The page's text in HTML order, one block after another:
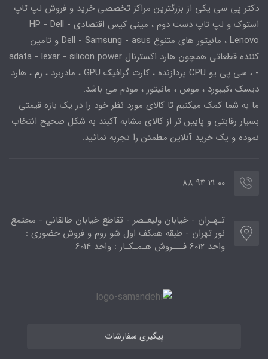
دکتر پی سی یکی از بزرگترین مراکز تخصصی خرید و فروش لپ تاپ
استوک و لپ تاپ دست دوم ، مینی کیس اقتصادی HP - Dell -
Lenovo ، مانیتور های متنوع Dell - Samsung - asus و تامین
کننده قطعاتی همچون هارد اکسترنال adata - lexar - silicon power
- ، سی پی یو CPU پردازنده ، کارت گرافیک GPU ، مادربرد ، رم ، هارد
دیسک ،کیبورد ، موس ، مانیتور ، مودم می باشد.
ما به شما کمک میکنیم تا کالای مورد نظر خود را در یک بازه قیمتی
بسیار رقابتی و پایین تر از کالای مشابه آکبند به شکل صحیح انتخاب
نموده و یک خرید آنلاین مطمئن را تجربه نمائید.
00 21 94 88
تـهـران - خیابان ولیعـصر - تقاطع خیابان طالقانی - مجتمع
نور تهران - طبقه همکف اول شو روم و فروش حضوری :
واحد 6012 فـــروش هـمـکـار : واحد 6014
پیگیری سفارشات